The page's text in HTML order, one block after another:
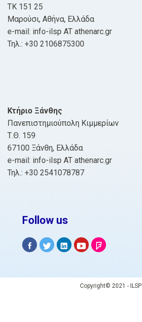
ΤΚ 151 25
Μαρούσι, Αθήνα, Ελλάδα
e-mail: info-ilsp AT athenarc.gr
Τηλ.: +30 2106875300
Κτήριο Ξάνθης
Πανεπιστημιούπολη Κιμμερίων
Τ.Θ. 159
67100 Ξάνθη, Ελλάδα
e-mail: info-ilsp AT athenarc.gr
Τηλ.: +30 2541078787
Follow us
Copyright© 2021 - ILSP